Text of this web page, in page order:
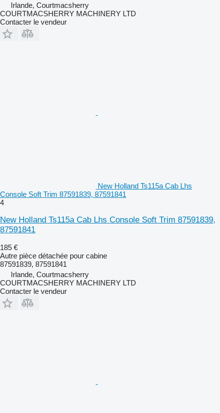
Irlande, Courtmacsherry
COURTMACSHERRY MACHINERY LTD
Contacter le vendeur
New Holland Ts115a Cab Lhs
Console Soft Trim 87591839, 87591841
4
New Holland Ts115a Cab Lhs Console Soft Trim 87591839,
87591841
185 €
Autre pièce détachée pour cabine
87591839, 87591841
Irlande, Courtmacsherry
COURTMACSHERRY MACHINERY LTD
Contacter le vendeur